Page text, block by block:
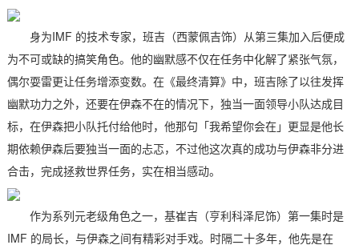
身为IMF 的技术专家，班吉（西蒙佩吉饰）从第三集加入后便成
为不可或缺的搞笑角色。他的幽默感不仅在任务中化解了紧张气氛，
偶尔耍雷更让任务增添变数。在《最终清算》中，班吉除了以往发挥
幽默功力之外，还要在伊森不在的情况下，独当一面领导小队达成目
标，在伊森把小队托付给他时，他那句「我希望你会在」更显是他长
期依赖伊森后要独当一面的忐忑，不过他这次真的成功与伊森非分进
合击，完成拯救世界任务，实在相当感动。
作为系列元老级角色之一，基崔吉（亨利科泽尼饰）第一集时是
IMF 的局长，与伊森之间有精彩对手戏。时隔二十多年，他先是在